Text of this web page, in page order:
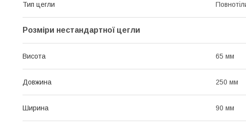
Тип цегли
Розміри нестандартної цегли
Висота 65 мм
Довжина 250 мм
Ширина 90 мм